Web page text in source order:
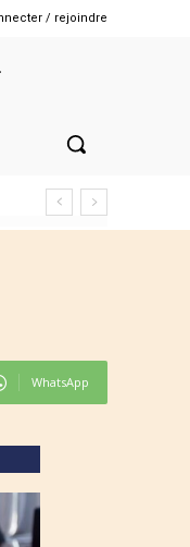
/ rejoindre
WhatsApp